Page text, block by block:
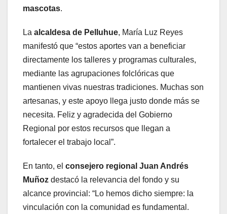
mascotas.
La alcaldesa de Pelluhue, María Luz Reyes
manifestó que “estos aportes van a beneficiar
directamente los talleres y programas culturales,
mediante las agrupaciones folclóricas que
mantienen vivas nuestras tradiciones. Muchas son
artesanas, y este apoyo llega justo donde más se
necesita. Feliz y agradecida del Gobierno
Regional por estos recursos que llegan a
fortalecer el trabajo local”.
En tanto, el consejero regional Juan Andrés
Muñoz destacó la relevancia del fondo y su
alcance provincial: “Lo hemos dicho siempre: la
vinculación con la comunidad es fundamental.